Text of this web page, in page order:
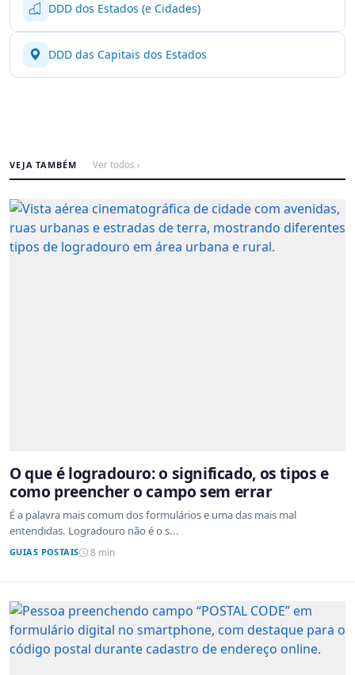
DDD dos Estados (e Cidades)
DDD das Capitais dos Estados
VEJA TAMBÉM Ver todos ›
O que é logradouro: o significado, os tipos e
como preencher o campo sem errar
É a palavra mais comum dos formulários e uma das mais mal
entendidas. Logradouro não é o s...
GUIAS POSTAIS 8 min